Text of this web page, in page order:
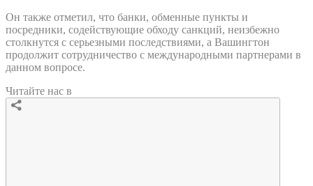
Он также отметил, что банки, обменные пункты и
посредники, содействующие обходу санкций, неизбежно
столкнутся с серьезными последствиями, а Вашингтон
продолжит сотрудничество с международными партнерами в
данном вопросе.
Читайте нас в